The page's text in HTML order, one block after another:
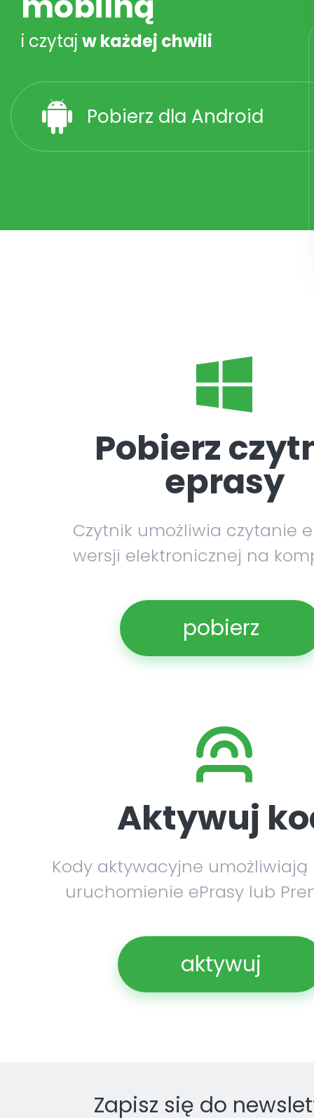
i czytaj w każdej chwili
Pobierz dla Android
Pobierz
eprasy
Czytnik umożliwia czytanie
wersji elektronicznej na
pobierz
Aktywuj
Kody aktywacyjne umożliwiają
uruchomienie ePrasy lub
aktywuj
Zapisz się do